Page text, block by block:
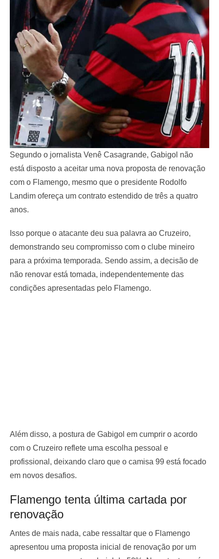
Segundo o jornalista Venê Casagrande, Gabigol não
está disposto a aceitar uma nova proposta de renovação
com o Flamengo, mesmo que o presidente Rodolfo
Landim ofereça um contrato estendido de três a quatro
anos.
Isso porque o atacante deu sua palavra ao Cruzeiro,
demonstrando seu compromisso com o clube mineiro
para a próxima temporada. Sendo assim, a decisão de
não renovar está tomada, independentemente das
condições apresentadas pelo Flamengo.
Além disso, a postura de Gabigol em cumprir o acordo
com o Cruzeiro reflete uma escolha pessoal e
profissional, deixando claro que o camisa 99 está focado
em novos desafios.
Flamengo tenta última cartada por
renovação
Antes de mais nada, cabe ressaltar que o Flamengo
apresentou uma proposta inicial de renovação por um